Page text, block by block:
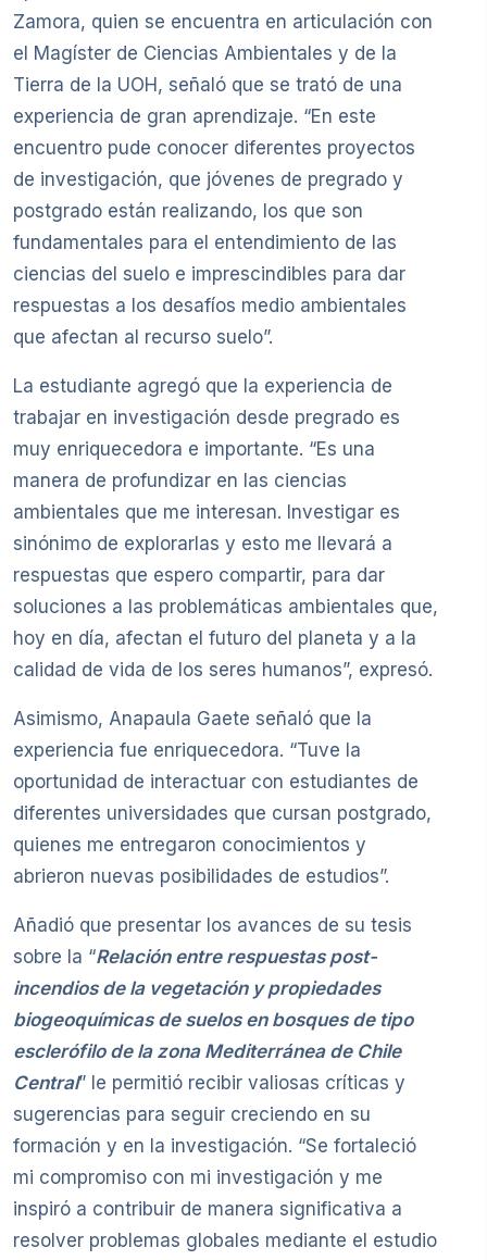
Zamora, quien se encuentra en articulación con
el Magíster de Ciencias Ambientales y de la
Tierra de la UOH, señaló que se trató de una
experiencia de gran aprendizaje. “En este
encuentro pude conocer diferentes proyectos
de investigación, que jóvenes de pregrado y
postgrado están realizando, los que son
fundamentales para el entendimiento de las
ciencias del suelo e imprescindibles para dar
respuestas a los desafíos medio ambientales
que afectan al recurso suelo”.
La estudiante agregó que la experiencia de
trabajar en investigación desde pregrado es
muy enriquecedora e importante. “Es una
manera de profundizar en las ciencias
ambientales que me interesan. Investigar es
sinónimo de explorarlas y esto me llevará a
respuestas que espero compartir, para dar
soluciones a las problemáticas ambientales que,
hoy en día, afectan el futuro del planeta y a la
calidad de vida de los seres humanos”, expresó.
Asimismo, Anapaula Gaete señaló que la
experiencia fue enriquecedora. “Tuve la
oportunidad de interactuar con estudiantes de
diferentes universidades que cursan postgrado,
quienes me entregaron conocimientos y
abrieron nuevas posibilidades de estudios”.
Añadió que presentar los avances de su tesis
sobre la “Relación entre respuestas post-
incendios de la vegetación y propiedades
biogeoquímicas de suelos en bosques de tipo
esclerófilo de la zona Mediterránea de Chile
Central” le permitió recibir valiosas críticas y
sugerencias para seguir creciendo en su
formación y en la investigación. “Se fortaleció
mi compromiso con mi investigación y me
inspiró a contribuir de manera significativa a
resolver problemas globales mediante el estudio